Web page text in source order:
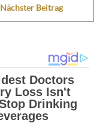
Nächster Beitrag